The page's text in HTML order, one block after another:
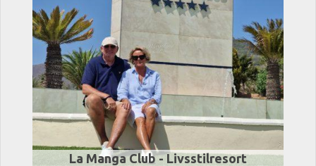
La Manga Club - Livsstilresort